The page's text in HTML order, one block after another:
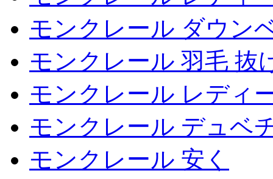
モンクレール ダウン
モンクレール 羽毛 抜
モンクレール レディ
モンクレール デュベ
モンクレール 安く